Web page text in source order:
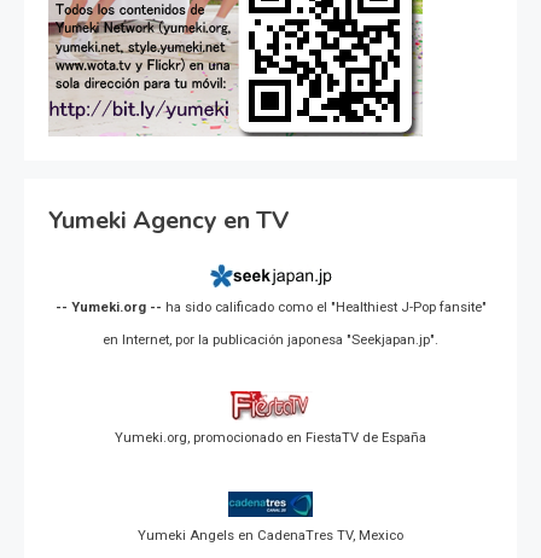
Yumeki Agency en TV
-- Yumeki.org -- ha sido calificado como el "Healthiest J-Pop fansite"
en Internet, por la publicación japonesa "Seekjapan.jp".
Yumeki.org, promocionado en FiestaTV de España
Yumeki Angels en CadenaTres TV, Mexico